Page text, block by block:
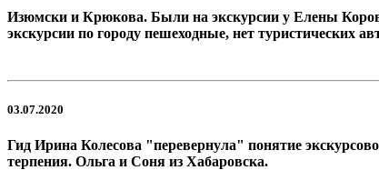
Изюмски и Крюкова. Были на экскурсии у Елены
экскурсии по городу пешеходные, нет туристических
03.07.2020
Гид Ирина Колесова "перевернула" понятие
терпения. Ольга и Соня из Хабаровска.